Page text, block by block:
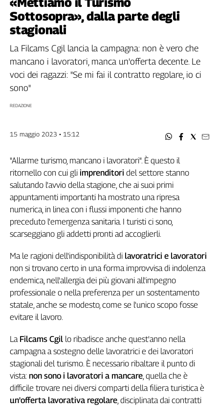
Filcams
Filctem
Fillea
Filt
Fp
Slc
Inca
Caaf
G8
di
il
della
ragione
120
anni
Cgil
Collettiva
Collettiva
Play
Rubriche
Collettiva
Sottosopra», dalla parte degli
stagionali
La Filcams Cgil lancia la campagna: non è vero che
mancano i lavoratori, manca un'offerta decente. Le
voci dei ragazzi: "Se mi fai il contratto regolare, io ci
sono"
REDAZIONE
15 maggio 2023 • 15:12
"Allarme turismo, mancano i lavoratori". È questo il
ritornello con cui gli imprenditori del settore stanno
salutando l'avvio della stagione, che ai suoi primi
appuntamenti importanti ha mostrato una ripresa
numerica, in linea con i flussi imponenti che hanno
preceduto l'emergenza sanitaria. I turisti ci sono,
scarseggiano gli addetti pronti ad accoglierli.
Ma le ragioni dell'indisponibilità di lavoratrici e lavoratori
non si trovano certo in una forma improvvisa di indolenza
endemica, nell'allergia dei più giovani all'impegno
professionale o nella preferenza per un sostentamento
statale, anche se modesto, come se l'unico scopo fosse
evitare il lavoro.
La Filcams Cgil lo ribadisce anche quest'anno nella
campagna a sostegno delle lavoratrici e dei lavoratori
stagionali del turismo. È necessario ribaltare il punto di
vista: non sono i lavoratori a mancare, quella che è
difficile trovare nei diversi comparti della filiera turistica è
un'offerta lavorativa regolare, disciplinata dai contratti